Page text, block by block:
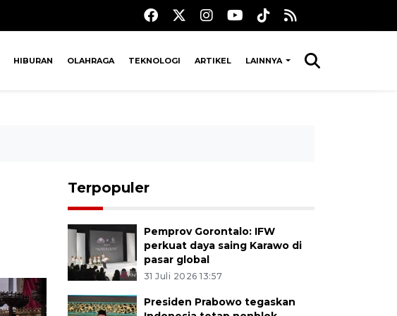
HIBURAN OLAHRAGA TEKNOLOGI ARTIKEL LAINNYA
Terpopuler
Pemprov Gorontalo: IFW
perkuat daya saing Karawo di
pasar global
31 Juli 2026 13:57
Presiden Prabowo tegaskan